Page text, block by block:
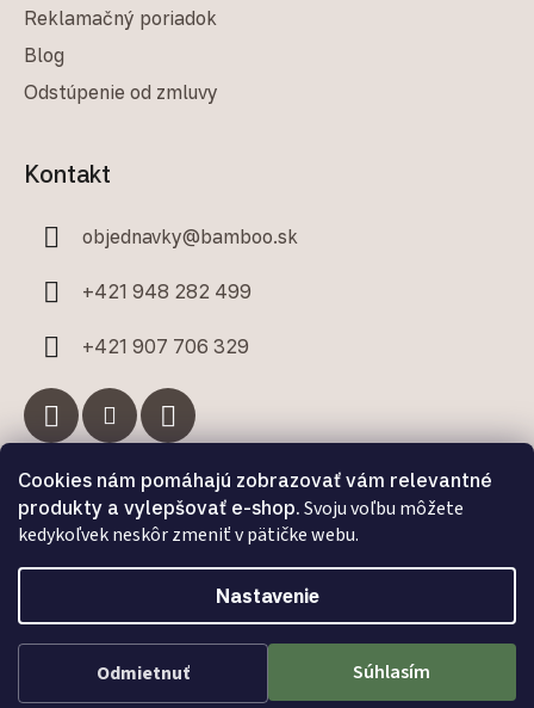
Cookies nám pomáhajú zobrazovať vám relevantné
produkty a vylepšovať e-shop. Svoju voľbu môžete
kedykoľvek neskôr zmeniť v pätičke webu.
Nastavenie
Odmietnuť Súhlasím
Reklamačný poriadok
Blog
Odstúpenie od zmluvy
Kontakt
objednavky@bamboo.sk
+421 948 282 499
+421 907 706 329
Facebook
Vytvoril Shoptet Premium a Adatelier
Copyright 2026Bamboo.sk . Všetky práva vyhradené.